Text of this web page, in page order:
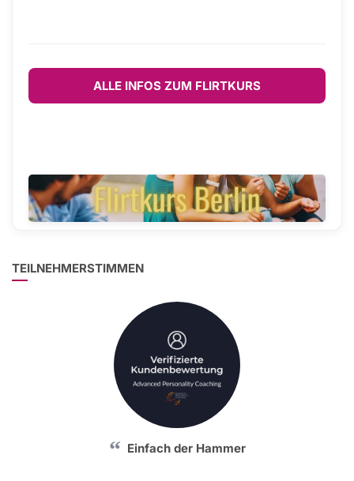
ALLE INFOS ZUM FLIRTKURS
TEILNEHMERSTIMMEN
Einfach der Hammer